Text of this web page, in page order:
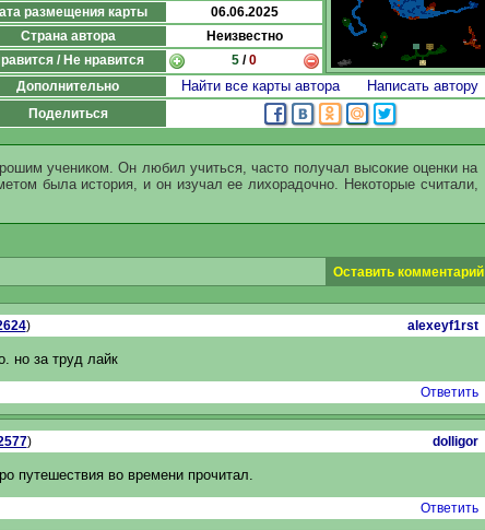
размещения карты
06.06.2025
Страна автора
Неизвестно
/ Не нравится
5 /0
Дополнительно Найти все карты автора Написать автору
Поделиться
учеником. Он любил учиться, часто получал высокие оценки на
была история, и он изучал ее лихорадочно. Некоторые считали,
Оставить комментарий
) alexeyf1rst
но за труд лайк
Ответить
) dolligor
путешествия во времени прочитал.
Ответить